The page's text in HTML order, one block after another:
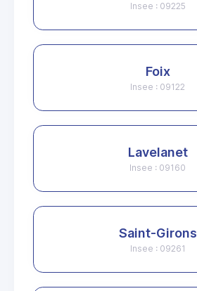
Insee : 09225
Foix
Insee : 09122
Lavelanet
Insee : 09160
Saint-Girons
Insee : 09261